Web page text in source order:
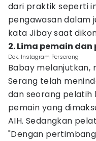
dari praktik seperti
pengawasan dalam
kata Jibay saat
2. Lima pemain
Dok. Instagram Perserang
Babay melanjutkan,
Serang telah
dan seorang pelatih
pemain yang
AIH. Sedangkan
"Dengan